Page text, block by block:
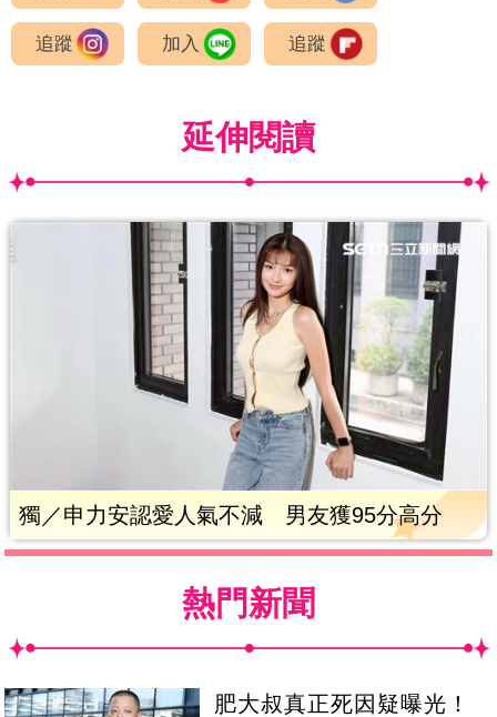
追蹤 加入 追蹤
延伸閱讀
獨／申力安認愛人氣不減 男友獲95分高分
熱門新聞
肥大叔真正死因疑曝光！